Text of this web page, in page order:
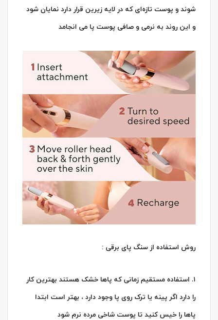
شوند و پوست تازه‌ای که در لایه زیرین قرار دارد نمایان شود
و این روند به نرمی و صافی پوست پا می‌ انجامد
روش استفاده از سنگ پای برقی :
۱. استفاده مستقیم زمانی که پاها خشک هستند بهترین کار
را دارد اگر پینه یا ترک روی پا وجود دارد ، بهتر است ابتدا
پاها را خیس کنید تا پوست شاخی مرده نرم شود